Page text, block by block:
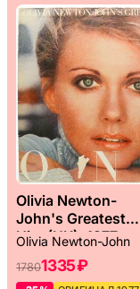
Olivia Newton-
John's Greatest
Hits (UK), 1977
Olivia Newton-John
17801335 ₽